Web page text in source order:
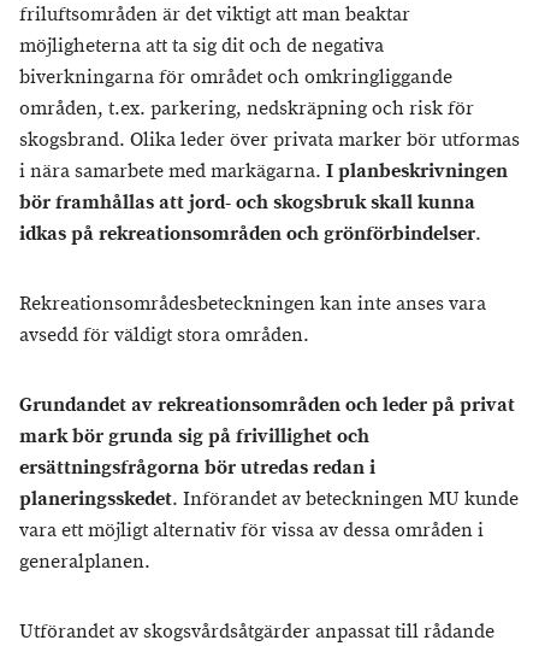
friluftsområden är det viktigt att man beaktar
möjligheterna att ta sig dit och de negativa
biverkningarna för området och omkringliggande
områden, t.ex. parkering, nedskräpning och risk för
skogsbrand. Olika leder över privata marker bör utformas
i nära samarbete med markägarna. I planbeskrivningen
bör framhållas att jord- och skogsbruk skall kunna
idkas på rekreationsområden och grönförbindelser.
Rekreationsområdesbeteckningen kan inte anses vara
avsedd för väldigt stora områden.
Grundandet av rekreationsområden och leder på privat
mark bör grunda sig på frivillighet och
ersättningsfrågorna bör utredas redan i
planeringsskedet. Införandet av beteckningen MU kunde
vara ett möjligt alternativ för vissa av dessa områden i
generalplanen.
Utförandet av skogsvårdsåtgärder anpassat till rådande